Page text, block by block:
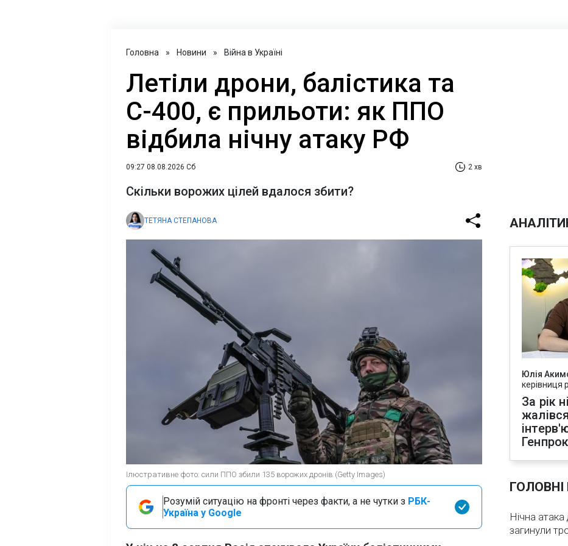
Головна » Новини » Війна в Україні
Летіли дрони, балістика та
С-400, є прильоти: як ППО
відбила нічну атаку РФ
09:27 08.08.2026 Сб 2 хв
Скільки ворожих цілей вдалося збити?
ТЕТЯНА СТЕПАНОВА
Ілюстративне фото: сили ППО збили 135 ворожих дронів (Getty Images)
Розумій ситуацію на фронті через факти, а не чутки з РБК-
Україна у Google
Юлія
керівниця
За рік
Нічна
загинули